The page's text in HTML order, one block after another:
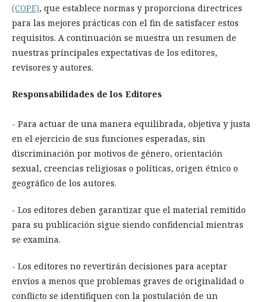
(COPE), que establece normas y proporciona directrices
para las mejores prácticas con el fin de satisfacer estos
requisitos. A continuación se muestra un resumen de
nuestras principales expectativas de los editores,
revisores y autores.
Responsabilidades de los Editores
- Para actuar de una manera equilibrada, objetiva y justa
en el ejercicio de sus funciones esperadas, sin
discriminación por motivos de género, orientación
sexual, creencias religiosas o políticas, origen étnico o
geográfico de los autores.
- Los editores deben garantizar que el material remitido
para su publicación sigue siendo confidencial mientras
se examina.
- Los editores no revertirán decisiones para aceptar
envíos a menos que problemas graves de originalidad o
conflicto se identifiquen con la postulación de un